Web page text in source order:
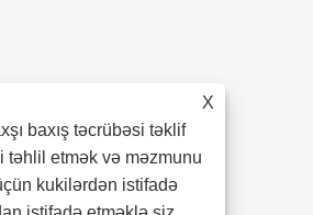
X
baxış təcrübəsi təklif
təhlil etmək və məzmunu
kukilərdən istifadə